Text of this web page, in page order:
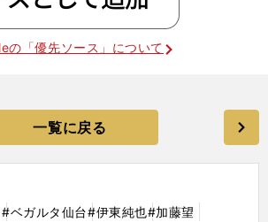
の「優先ソース」について
一覧に戻る
#ベガルタ仙台#伊東純也#加藤望